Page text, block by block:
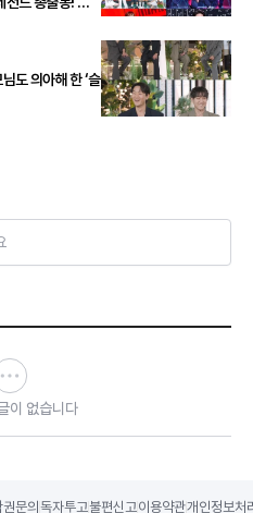
도 의아해 한 ‘슬
이 없습니다
문의 독자투고불편신고이용약관개인정보처